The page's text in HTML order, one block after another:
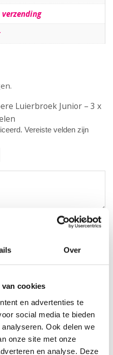
Over
cookies
en advertenties te
social media te bieden
Ook delen we
onze site met onze
en analyse. Deze
verzending
Luierbroek Junior – 3 x
Vereiste velden zijn